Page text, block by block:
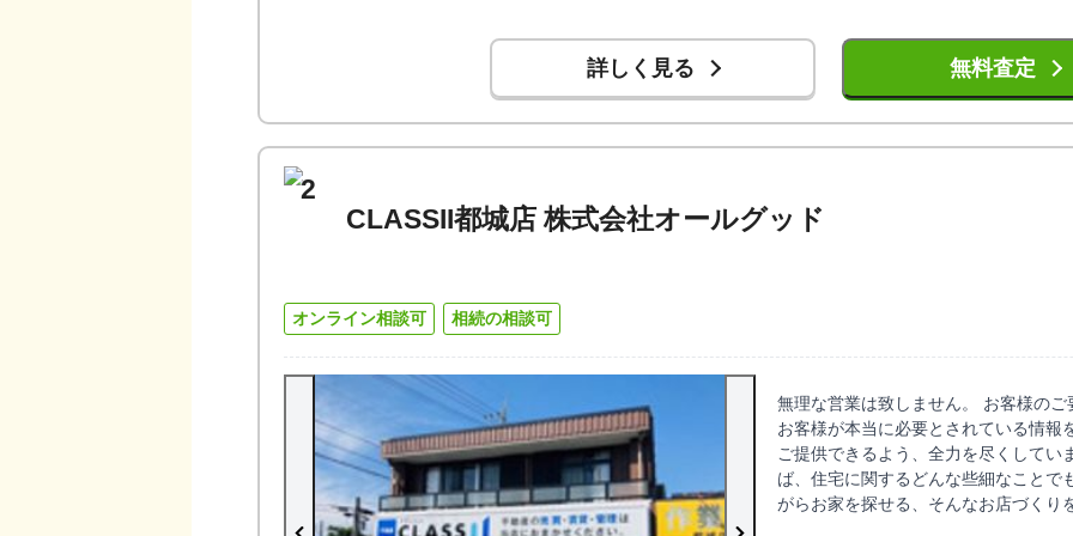
詳しく見る 無料査定
2
CLASSII都城店 株式会社オールグッド
オンライン相談可 相続の相談可
無理な営業は致しません。 お客様の
お客様が本当に必要とされている情報
ご提供できるよう、全力を尽くしてい
ば、住宅に関するどんな些細なことで
がらお家を探せる、そんなお店づくり